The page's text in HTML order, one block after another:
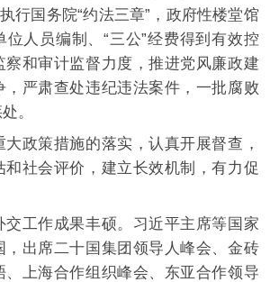
行国务院“约法三章”，政府性楼堂馆
位人员编制、“三公”经费得到有效控
察和审计监督力度，推进党风廉政建
，严肃查处违纪违法案件，一批腐败
。
策措施的落实，认真开展督查，
和社会评价，建立长效机制，有力促
工作成果丰硕。习近平主席等国家
，出席二十国集团领导人峰会、金砖
、上海合作组织峰会、东亚合作领导